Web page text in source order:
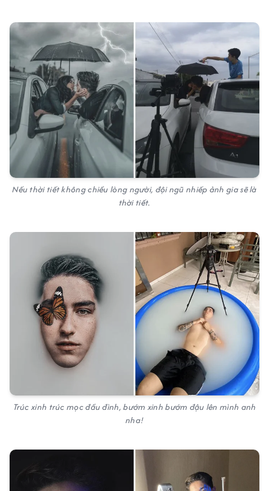
Nếu thời tiết không chiều lòng người, đội ngũ nhiếp ảnh gia sẽ là
thời tiết.
Trúc xinh trúc mọc đầu đình, bướm xinh bướm đậu lên mình anh
nha!